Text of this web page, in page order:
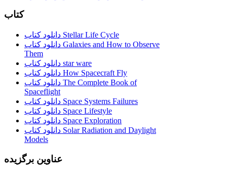
کتاب
دانلود کتاب Stellar Life Cycle
دانلود کتاب Galaxies and How to Observe
Them
دانلود کتاب star ware
دانلود کتاب How Spacecraft Fly
دانلود کتاب The Complete Book of
Spaceflight
دانلود کتاب Space Systems Failures
دانلود کتاب Space Lifestyle
دانلود کتاب Space Exploration
دانلود کتاب Solar Radiation and Daylight
Models
عناوین برگزیده